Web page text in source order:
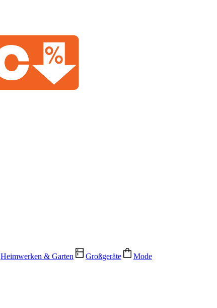
Heimwerken & Garten Großgeräte Mode